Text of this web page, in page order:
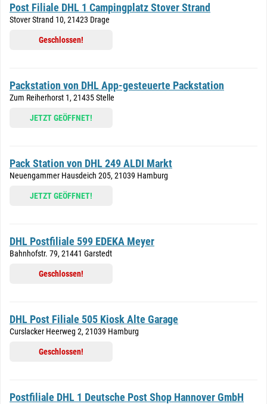
Post Filiale DHL 1 Campingplatz Stover Strand
Stover Strand 10, 21423 Drage
Geschlossen!
Packstation von DHL App-gesteuerte Packstation
Zum Reiherhorst 1, 21435 Stelle
JETZT GEÖFFNET!
Pack Station von DHL 249 ALDI Markt
Neuengammer Hausdeich 205, 21039 Hamburg
JETZT GEÖFFNET!
DHL Postfiliale 599 EDEKA Meyer
Bahnhofstr. 79, 21441 Garstedt
Geschlossen!
DHL Post Filiale 505 Kiosk Alte Garage
Curslacker Heerweg 2, 21039 Hamburg
Geschlossen!
Postfiliale DHL 1 Deutsche Post Shop Hannover GmbH